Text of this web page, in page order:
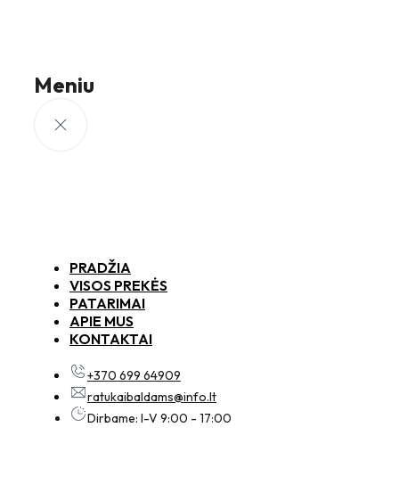
Meniu
PRADŽIA
VISOS PREKĖS
PATARIMAI
APIE MUS
KONTAKTAI
+370 699 64909
ratukaibaldams@info.lt
Dirbame: I-V 9:00 - 17:00